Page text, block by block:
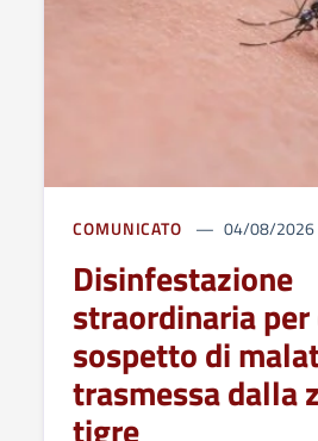
COMUNICATO 04/08/2026
Disinfestazione
straordinaria per
sospetto di
trasmessa dalla
tigre